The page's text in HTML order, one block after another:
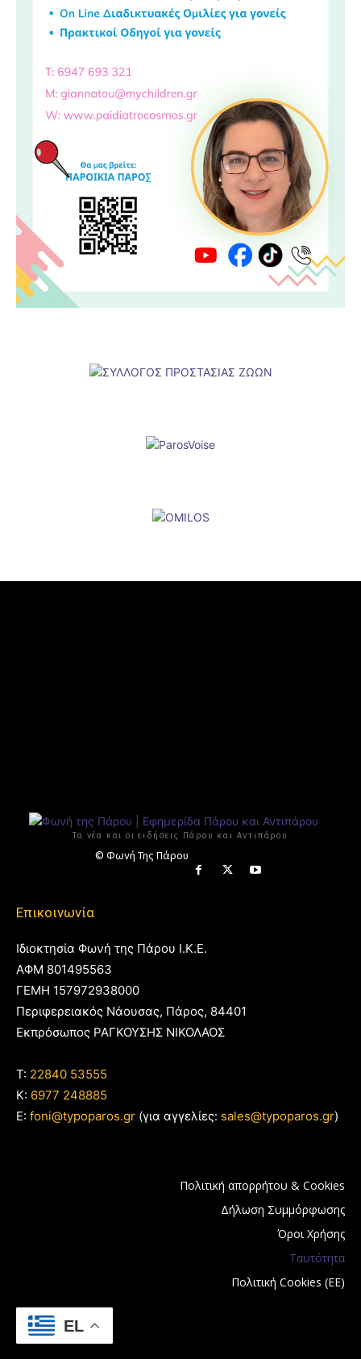
Τα νέα και οι ειδήσεις Πάρου και Αντιπάρου
© Φωνή Της Πάρου
Επικοινωνία
Ιδιοκτησία Φωνή της Πάρου Ι.Κ.Ε.
ΑΦΜ 801495563
ΓΕΜΗ 157972938000
Περιφερειακός Νάουσας, Πάρος, 84401
Εκπρόσωπος ΡΑΓΚΟΥΣΗΣ ΝΙΚΟΛΑΟΣ
T: 22840 53555
Κ: 6977 248885
E: foni@typoparos.gr (για αγγελίες: sales@typoparos.gr)
Πολιτική απορρήτου & Cookies
Δήλωση Συμμόρφωσης
Όροι Χρήσης
Ταυτότητα
Πολιτική Cookies (ΕΕ)
EL